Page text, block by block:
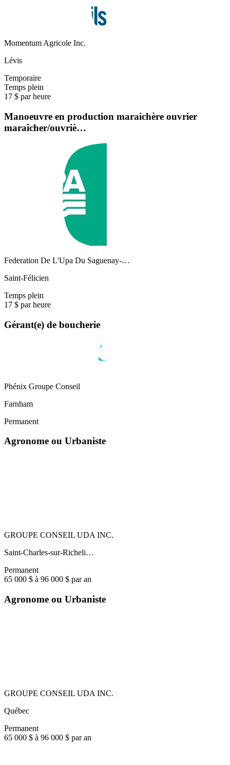
Momentum Agricole Inc.
Lévis
Temporaire
Temps plein
17 $ par heure
Manoeuvre en production maraichère ouvrier
maraîcher/ouvriè…
Federation De L'Upa Du Saguenay-…
Saint-Félicien
Temps plein
17 $ par heure
Gérant(e) de boucherie
Phénix Groupe Conseil
Farnham
Permanent
Agronome ou Urbaniste
GROUPE CONSEIL UDA INC.
Saint-Charles-sur-Richeli…
Permanent
65 000 $ à 96 000 $ par an
Agronome ou Urbaniste
GROUPE CONSEIL UDA INC.
Québec
Permanent
65 000 $ à 96 000 $ par an